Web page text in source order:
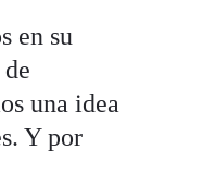
en su
una idea
Y por